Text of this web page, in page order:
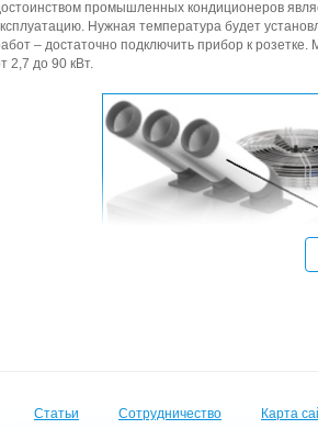
промышленных кондиционеров
Нужная температура будет
– достаточно подключить прибор к
2,7 до 90 кВт.
Статьи Сотрудничество Карта